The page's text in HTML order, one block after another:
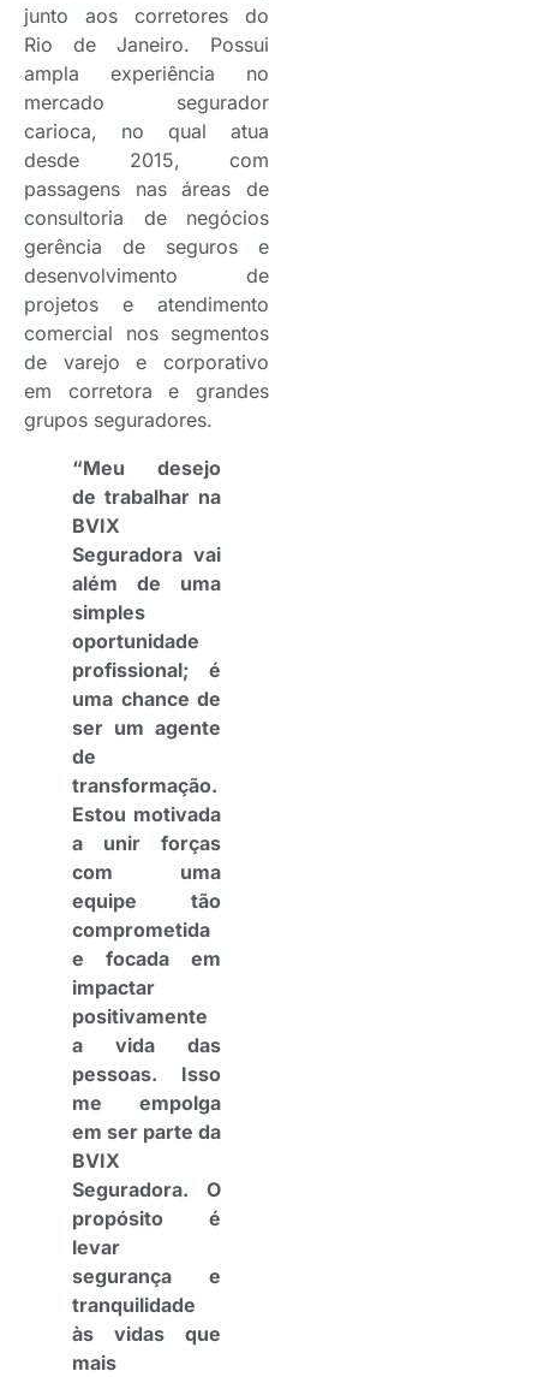
junto aos corretores do
Rio de Janeiro. Possui
ampla experiência no
mercado segurador
carioca, no qual atua
desde 2015, com
passagens nas áreas de
consultoria de negócios
gerência de seguros e
desenvolvimento de
projetos e atendimento
comercial nos segmentos
de varejo e corporativo
em corretora e grandes
grupos seguradores.
“Meu desejo
de trabalhar na
BVIX
Seguradora vai
além de uma
simples
oportunidade
profissional; é
uma chance de
ser um agente
de
transformação.
Estou motivada
a unir forças
com uma
equipe tão
comprometida
e focada em
impactar
positivamente
a vida das
pessoas. Isso
me empolga
em ser parte da
BVIX
Seguradora. O
propósito é
levar
segurança e
tranquilidade
às vidas que
mais